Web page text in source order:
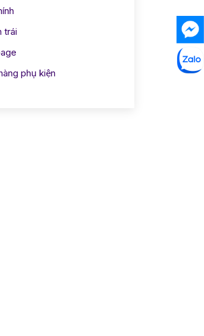
trái
phụ kiện